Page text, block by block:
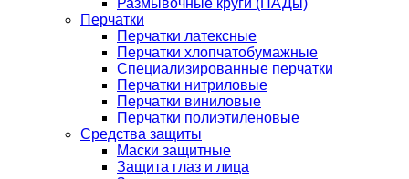
Перчатки
Перчатки латексные
Перчатки хлопчатобумажные
Специализированные перчатки
Перчатки нитриловые
Перчатки виниловые
Перчатки полиэтиленовые
Средства защиты
Маски защитные
Защита глаз и лица